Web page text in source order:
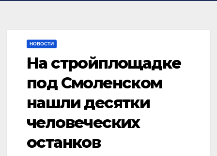
НОВОСТИ
На стройплощадке
под Смоленском
нашли десятки
человеческих
останков